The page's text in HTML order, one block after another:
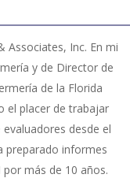
Associates, Inc. En mi
y de Director de
de la Florida
el placer de trabajar
desde el
preparado informes
más de 10 años.